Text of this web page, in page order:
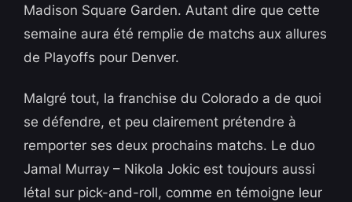
Madison Square Garden. Autant dire que cette
semaine aura été remplie de matchs aux allures
de Playoffs pour Denver.
Malgré tout, la franchise du Colorado a de quoi
se défendre, et peu clairement prétendre à
remporter ses deux prochains matchs. Le duo
Jamal Murray – Nikola Jokic est toujours aussi
létal sur pick-and-roll, comme en témoigne leur